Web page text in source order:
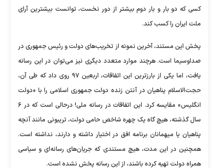
کسی که دو بار و بار دوم بیشتر از دور نخست، توانست بیشترین آرای
ملت ایران را کسب کند.
پخش این مستند، آخرین نمونه از تخریب‌های دولت و رئیس جمهوری در
صداوسیما است. هرچند موارد متعدد دیگری نیز می‌توان در این رسانه
یافت، اما یکی از بارزترین این اتفاقات، اربعین ۹۷ روی داد که طی آن،
حجت‌الاسلام پناهیان در آنتن زنده دولت جمهوری اسلامی را با «دولت
انگلیس» مقایسه کرد. این اتفاقات در رسانه ملی! درحالی است که در ۶
سال گذشته، هیچ گاه یک چهره شاخص حامی دولت، تریبونی مانند آنچه
پناهیان یا میهمانان برنامه افق در اختیار داشته و دارند، نداشته است.
همچنین در این مدت، هیچ مستندی که جریان‌های رسانه‌ای و سیاسی
همراه دولت تهیه کرده باشند، از این رسانه پخش نشده است.